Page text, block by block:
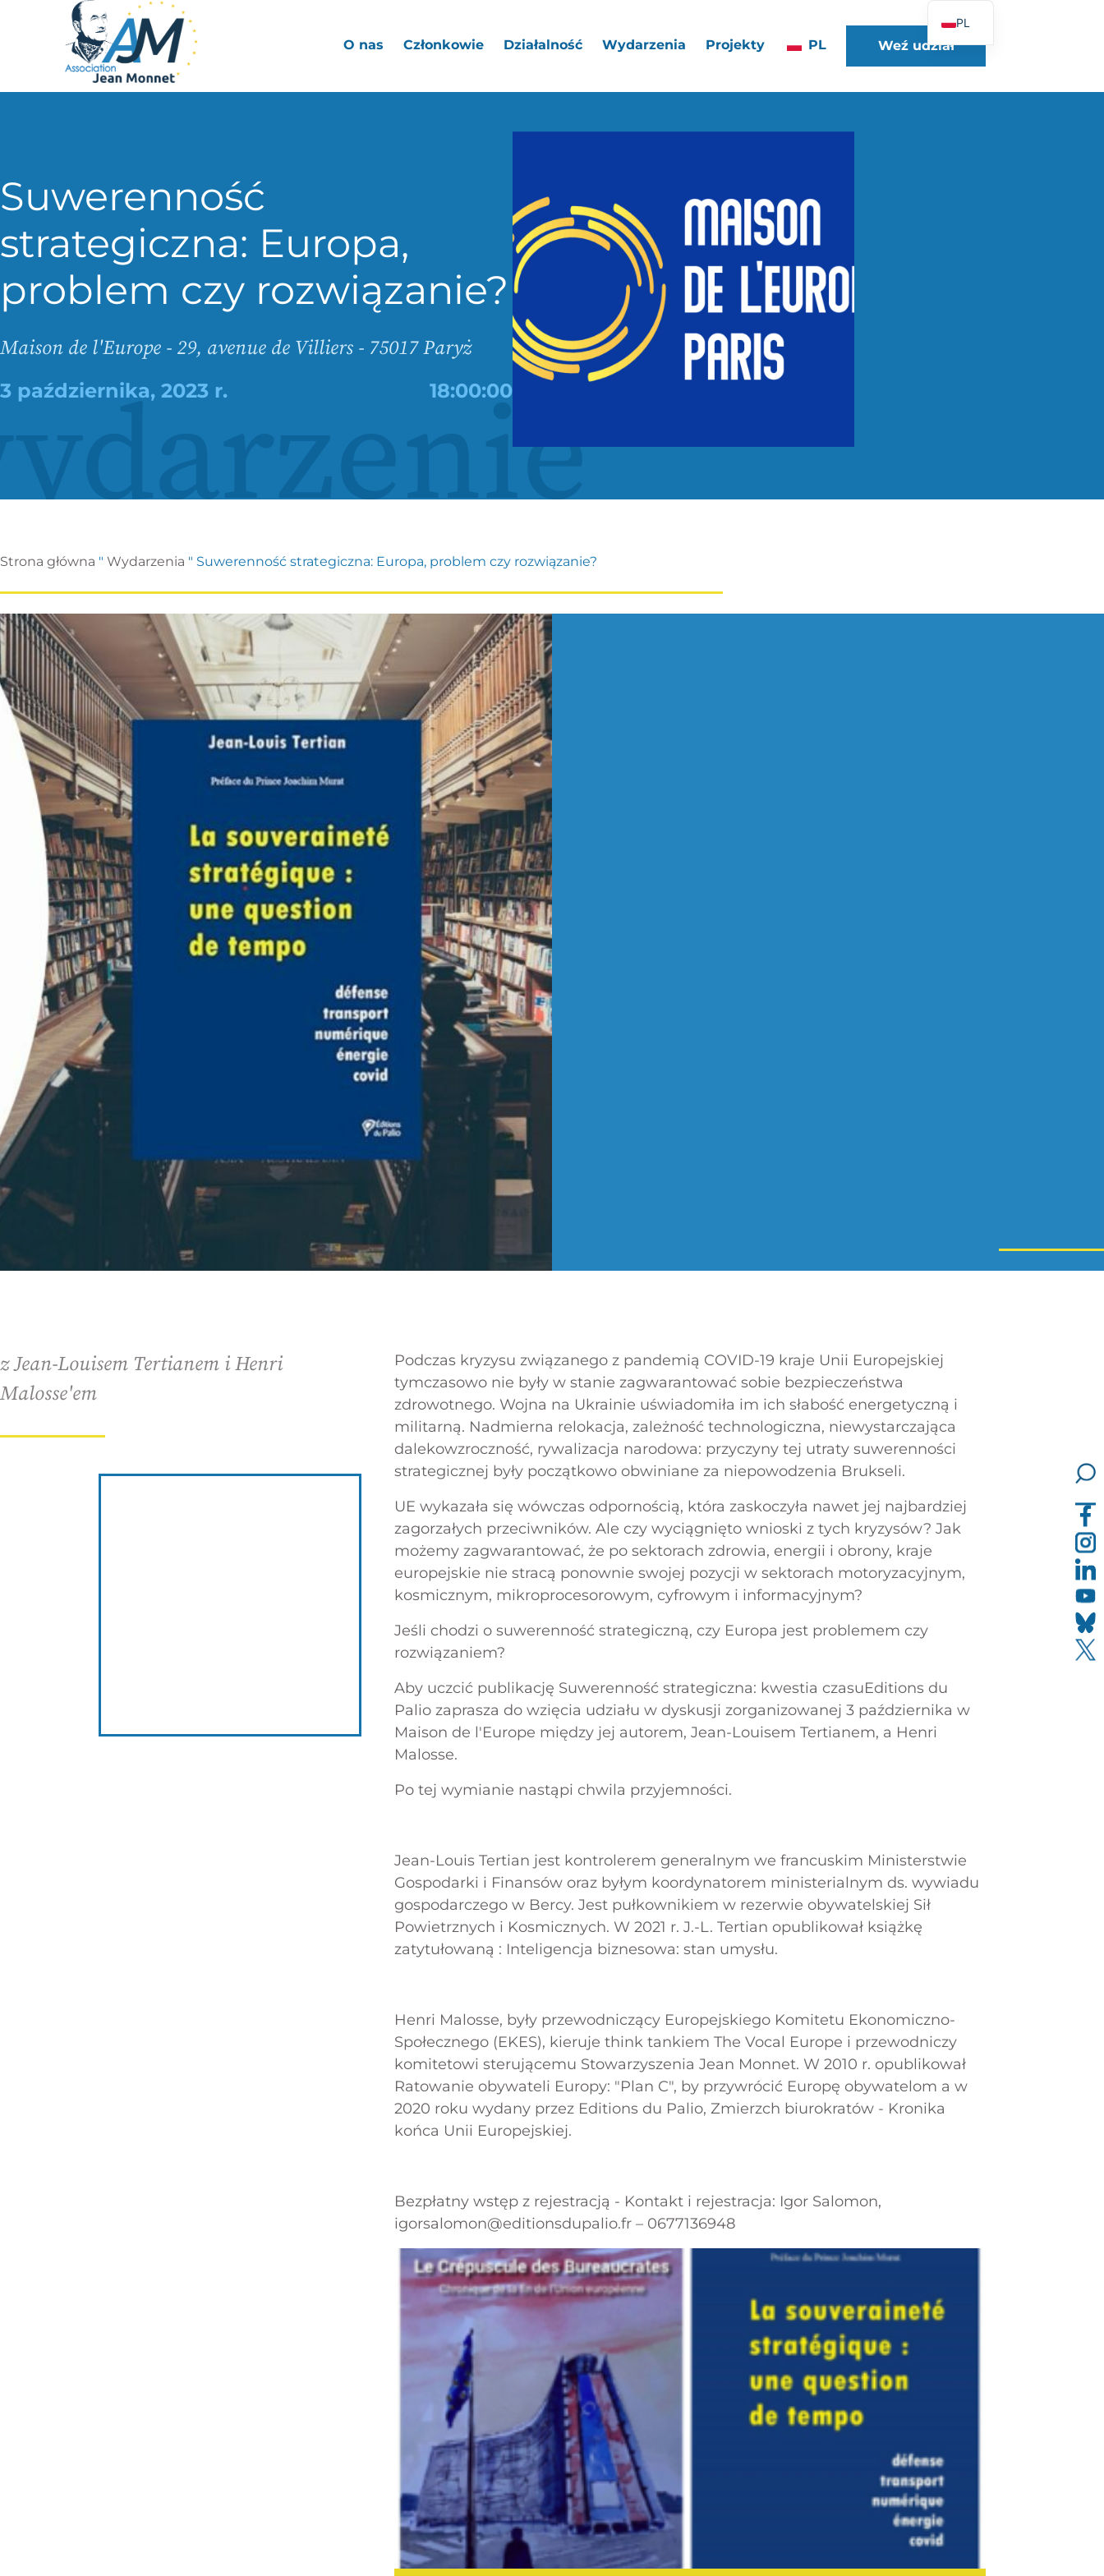
O nas Członkowie Działalność Wydarzenia Projekty PL Weź udział
Suwerenność
strategiczna: Europa,
problem czy rozwiązanie?
Maison de l'Europe - 29, avenue de Villiers - 75017 Paryż
3 października, 2023 r. 18:00:00
Strona główna " Wydarzenia " Suwerenność strategiczna: Europa, problem czy rozwiązanie?
organizowane przez Editions du Palio
Suwerenność
strategiczna:
Europa, problem
czy rozwiązanie?
z Jean-Louisem Tertianem i Henri
Malosse'em
Podczas kryzysu związanego z pandemią COVID-19 kraje Unii Europejskiej
tymczasowo nie były w stanie zagwarantować sobie bezpieczeństwa
zdrowotnego. Wojna na Ukrainie uświadomiła im ich słabość energetyczną i
militarną. Nadmierna relokacja, zależność technologiczna, niewystarczająca
dalekowzroczność, rywalizacja narodowa: przyczyny tej utraty suwerenności
strategicznej były początkowo obwiniane za niepowodzenia Brukseli.
UE wykazała się wówczas odpornością, która zaskoczyła nawet jej najbardziej
zagorzałych przeciwników. Ale czy wyciągnięto wnioski z tych kryzysów? Jak
możemy zagwarantować, że po sektorach zdrowia, energii i obrony, kraje
europejskie nie stracą ponownie swojej pozycji w sektorach motoryzacyjnym,
kosmicznym, mikroprocesorowym, cyfrowym i informacyjnym?
Jeśli chodzi o suwerenność strategiczną, czy Europa jest problemem czy
rozwiązaniem?
Aby uczcić publikację Suwerenność strategiczna: kwestia czasuEditions du
Palio zaprasza do wzięcia udziału w dyskusji zorganizowanej 3 października w
Maison de l'Europe między jej autorem, Jean-Louisem Tertianem, a Henri
Malosse.
Po tej wymianie nastąpi chwila przyjemności.
Jean-Louis Tertian jest kontrolerem generalnym we francuskim Ministerstwie
Gospodarki i Finansów oraz byłym koordynatorem ministerialnym ds. wywiadu
gospodarczego w Bercy. Jest pułkownikiem w rezerwie obywatelskiej Sił
Powietrznych i Kosmicznych. W 2021 r. J.-L. Tertian opublikował książkę
zatytułowaną : Inteligencja biznesowa: stan umysłu.
Henri Malosse, były przewodniczący Europejskiego Komitetu Ekonomiczno-
Społecznego (EKES), kieruje think tankiem The Vocal Europe i przewodniczy
komitetowi sterującemu Stowarzyszenia Jean Monnet. W 2010 r. opublikował
Ratowanie obywateli Europy: "Plan C", by przywrócić Europę obywatelom a w
2020 roku wydany przez Editions du Palio, Zmierzch biurokratów - Kronika
końca Unii Europejskiej.
Bezpłatny wstęp z rejestracją - Kontakt i rejestracja: Igor Salomon,
igorsalomon@editionsdupalio.fr – 0677136948
PL
FR